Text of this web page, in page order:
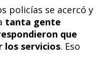
policías se acercó y
tanta gente
que
los servicios. Eso